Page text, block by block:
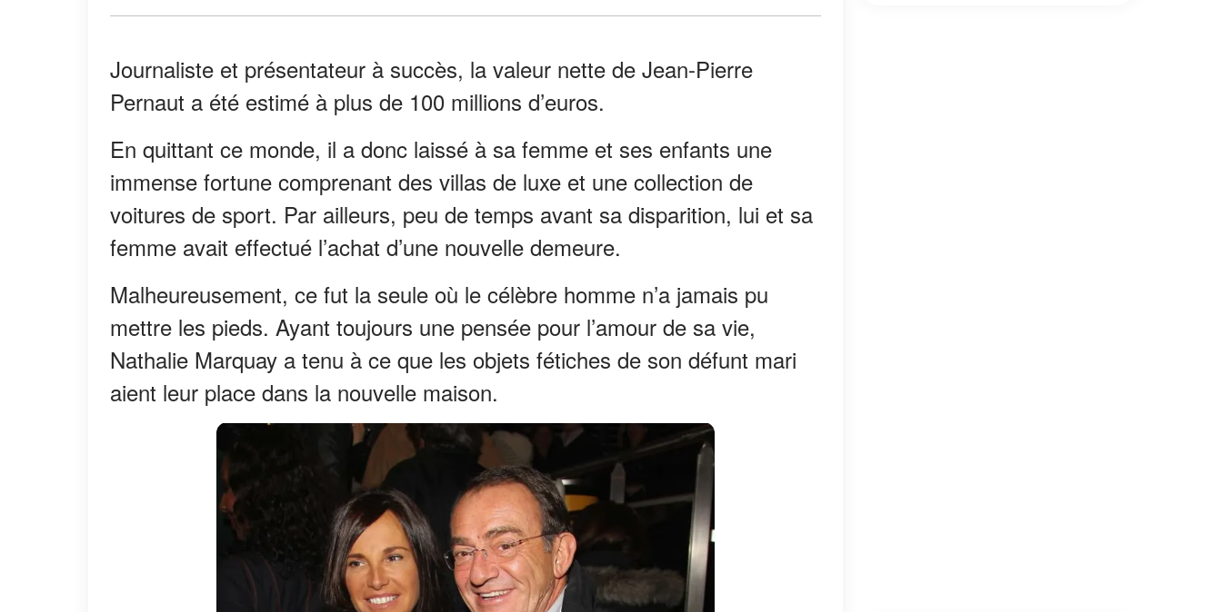
Journaliste et présentateur à succès, la valeur nette de Jean-Pierre
Pernaut a été estimé à plus de 100 millions d’euros.
En quittant ce monde, il a donc laissé à sa femme et ses enfants une
immense fortune comprenant des villas de luxe et une collection de
voitures de sport. Par ailleurs, peu de temps avant sa disparition, lui et sa
femme avait effectué l’achat d’une nouvelle demeure.
Malheureusement, ce fut la seule où le célèbre homme n’a jamais pu
mettre les pieds. Ayant toujours une pensée pour l’amour de sa vie,
Nathalie Marquay a tenu à ce que les objets fétiches de son défunt mari
aient leur place dans la nouvelle maison.